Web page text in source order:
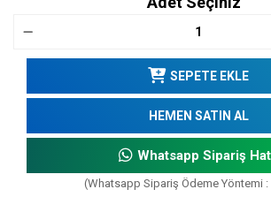
SEPETE EKLE
HEMEN SATIN AL
Whatsapp Sipariş
(Whatsapp Sipariş Ödeme Yöntemi :